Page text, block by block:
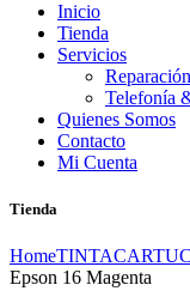
Inicio
Tienda
Servicios
Telefonía
Quienes Somos
Contacto
Mi Cuenta
Tienda
HomeTINTA
Epson 16 Magenta